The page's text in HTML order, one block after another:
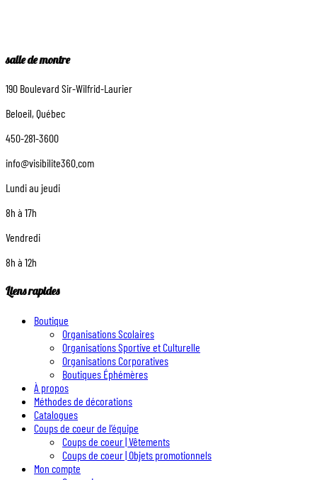
salle de montre
190 Boulevard Sir-Wilfrid-Laurier
Beloeil, Québec
450-281-3600
info@visibilite360.com
Lundi au jeudi
8h à 17h
Vendredi
8h à 12h
Liens rapides
Boutique
Organisations Scolaires
Organisations Sportive et Culturelle
Organisations Corporatives
Boutiques Éphémères
À propos
Méthodes de décorations
Catalogues
Coups de coeur de l’équipe
Coups de coeur | Vêtements
Coups de coeur | Objets promotionnels
Mon compte